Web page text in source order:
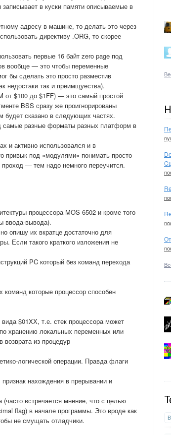
в куски памяти описываемые в
адресу в машине, то делать это через
директиву .ORG, то скорее
первые 16 байт zero page под
вообще — это чтобы переменные
бы сделать это просто разместив
недостаки так и преимщуества).
от $100 до $1FF) — это самый простой
BSS сразу же проигнорированы
будет сказано в следующих частях.
самые разные форматы разных платформ в
и активно использовался и в
привык под «модулями» понимать просто
— тем надо немного переучится.
процессора MOS 6502 и кроме того
ввода-вывода).
опишу их вкратце достаточно для
Если такого краткого изложения не
PC который без команд перехода
команд которые процессор способен
$01XX, т.е. стек процессора может
хранению локальных переменных или
из процедур
логической операции. Правда флаги
нахождения в прерывании и
встречается мнение, что с целью
flag) в начале программы. Это вроде как
не смущать отладчики.